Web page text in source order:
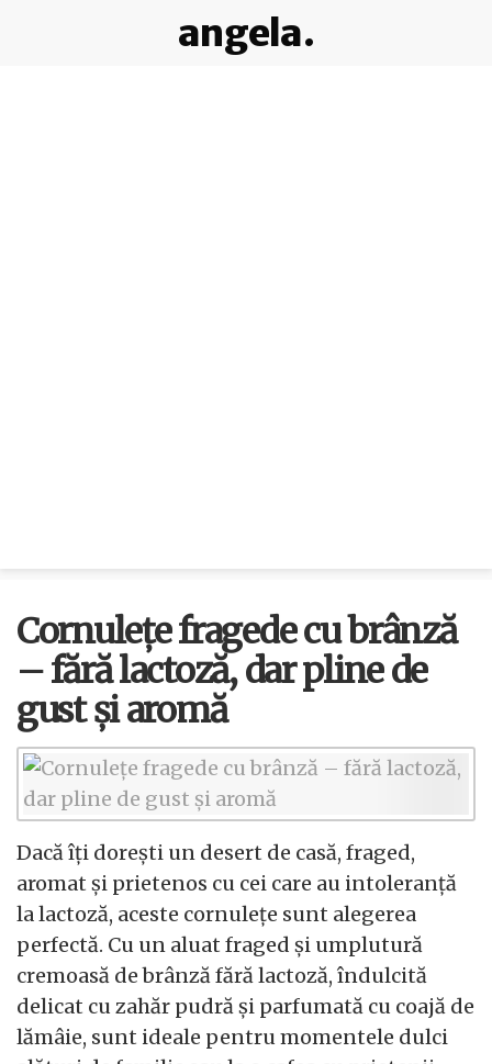
angela.
Cornulețe fragede cu brânză
– fără lactoză, dar pline de
gust și aromă
Dacă îți dorești un desert de casă, fraged,
aromat și prietenos cu cei care au intoleranță
la lactoză, aceste cornulețe sunt alegerea
perfectă. Cu un aluat fraged și umplutură
cremoasă de brânză fără lactoză, îndulcită
delicat cu zahăr pudră și parfumată cu coajă de
lămâie, sunt ideale pentru momentele dulci